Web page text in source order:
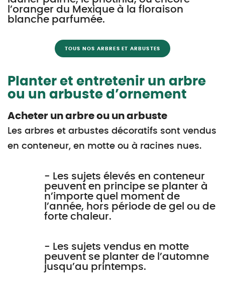
l’oranger du Mexique à la floraison
blanche parfumée.
TOUS NOS ARBRES ET ARBUSTES
Planter et entretenir un arbre
ou un arbuste d’ornement
Acheter un arbre ou un arbuste
Les arbres et arbustes décoratifs sont vendus
en conteneur, en motte ou à racines nues.
- Les sujets élevés en conteneur
peuvent en principe se planter à
n’importe quel moment de
l’année, hors période de gel ou de
forte chaleur.
- Les sujets vendus en motte
peuvent se planter de l’automne
jusqu’au printemps.